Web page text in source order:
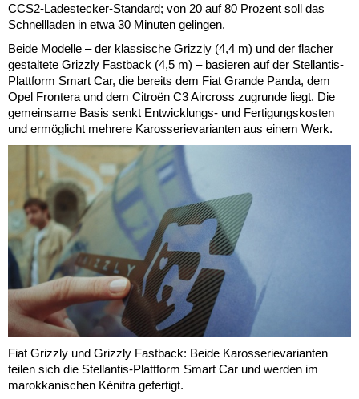
CCS2-Ladestecker-Standard; von 20 auf 80 Prozent soll das
Schnellladen in etwa 30 Minuten gelingen.
Beide Modelle – der klassische Grizzly (4,4 m) und der flacher
gestaltete Grizzly Fastback (4,5 m) – basieren auf der Stellantis-
Plattform Smart Car, die bereits dem Fiat Grande Panda, dem
Opel Frontera und dem Citroën C3 Aircross zugrunde liegt. Die
gemeinsame Basis senkt Entwicklungs- und Fertigungskosten
und ermöglicht mehrere Karosserievarianten aus einem Werk.
Fiat Grizzly und Grizzly Fastback: Beide Karosserievarianten
teilen sich die Stellantis-Plattform Smart Car und werden im
marokkanischen Kénitra gefertigt.